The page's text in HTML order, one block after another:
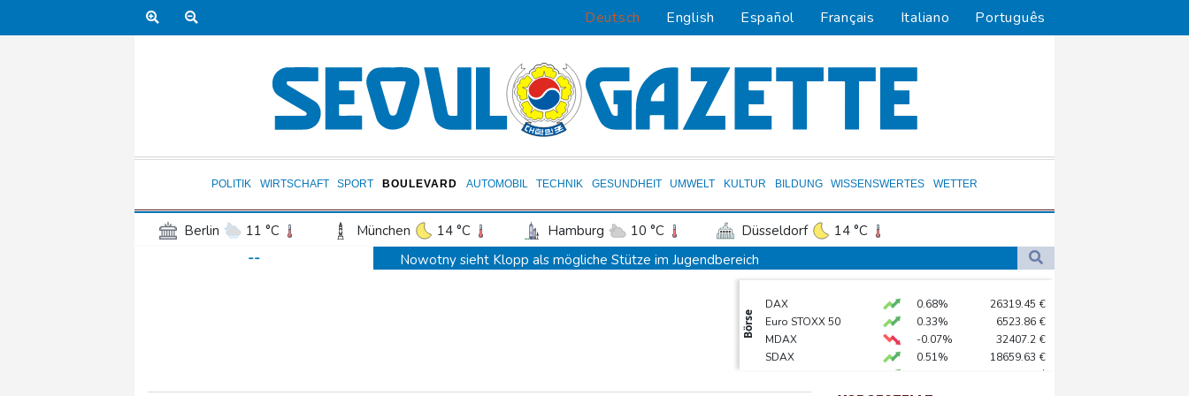
Deutsch English Español Français Italiano Português
POLITIK WIRTSCHAFT SPORT BOULEVARD AUTOMOBIL TECHNIK GESUNDHEIT UMWELT KULTUR BILDUNG WISSENSWERTES WETTER
Berlin 11 °C München 14 °C Hamburg 10 °C Düsseldorf
14 °C
Frankfurt am Main
Potsdam 12 °C Leipzig 11 °C
Bremen
Wien
--
Nowotny sieht Klopp als mögliche Stütze im Jugendbereich
Bericht: EU importiert wieder mehr Flüssiggas aus Russland
Militärverwaltung: Mindestens drei Tote durch russische Angriffe in Region Kiew
BUND kritisiert Lockerung von Sonntagsfahrverbot für Lkw - BDI begrüßt es
Börse
DAX 0.68% 26319.45 €
Euro STOXX 50
0.33% 6523.86 €
MDAX
-0.07% 32407.2 €
SDAX
0.51% 18659.63 €
$
TecDAX
1.67%